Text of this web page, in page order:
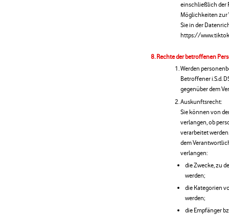
einschließlich der
Möglichkeiten zur
Sie in der
https://
Rechte der betroffenen
Werden
Betroffener i.S.d.
gegenüber dem
Auskunftsrecht:
Sie können von
verlangen, ob
verarbeitet
dem
verlangen:
die Zwecke, zu
werden;
die Kategorien
werden;
die Empfänger